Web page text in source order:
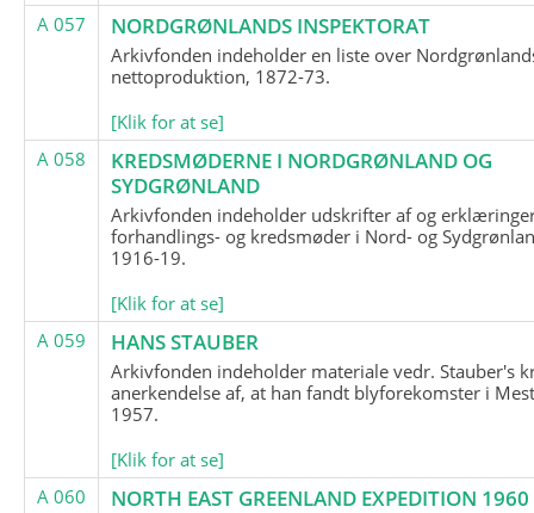
A 057
NORDGRØNLANDS INSPEKTORAT
Arkivfonden indeholder en liste over
nettoproduktion, 1872-73.
[Klik for at se]
A 058
KREDSMØDERNE I NORDGRØNLAND OG
SYDGRØNLAND
Arkivfonden indeholder udskrifter af og
forhandlings- og kredsmøder i Nord- og
1916-19.
[Klik for at se]
A 059
HANS STAUBER
Arkivfonden indeholder materiale vedr. Stauber's
anerkendelse af, at han fandt blyforekomster i
1957.
[Klik for at se]
A 060
NORTH EAST GREENLAND EXPEDITION 1960